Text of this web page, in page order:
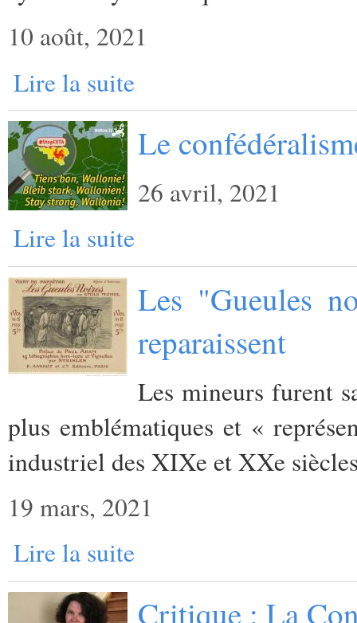
10 août, 2021
Lire la suite
Le
26 avril, 2021
Lire la suite
Les "Gueules
reparaissent
Les mineurs furent
plus emblématiques et «
industriel des XIXe et XXe
19 mars, 2021
Lire la suite
Critique : La